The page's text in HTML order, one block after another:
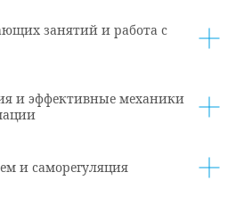
занятий и работа с
и эффективные механики
и саморегуляция